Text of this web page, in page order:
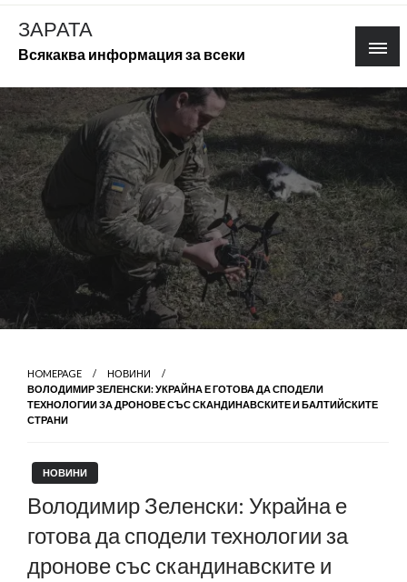
Skip
content
ЗАРАТА
Всякаква информация за всеки
HOMEPAGE
НОВИНИ
ВОЛОДИМИР ЗЕЛЕНСКИ: УКРАЙНА Е ГОТОВА ДА СПОДЕЛИ
ТЕХНОЛОГИИ ЗА ДРОНОВЕ СЪС СКАНДИНАВСКИТЕ И БАЛТИЙСКИТЕ
СТРАНИ
НОВИНИ
Володимир Зеленски: Украйна е
готова да сподели технологии за
дронове със скандинавските и